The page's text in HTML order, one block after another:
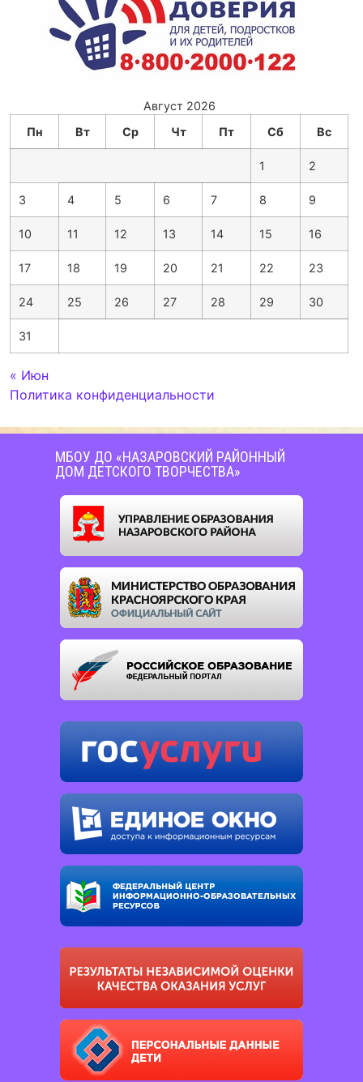
Август 2026
Пн
Вт Ср Чт Пт Сб Вс
1 2
3 4 5 6 7 8 9
10 11 12 13 14 15 16
17 18 19 20 21 22 23
24 25 26 27 28 29 30
31
« Июн
Политика конфиденциальности
МБОУ ДО «НАЗАРОВСКИЙ РАЙОННЫЙ
ДОМ ДЕТСКОГО ТВОРЧЕСТВА»